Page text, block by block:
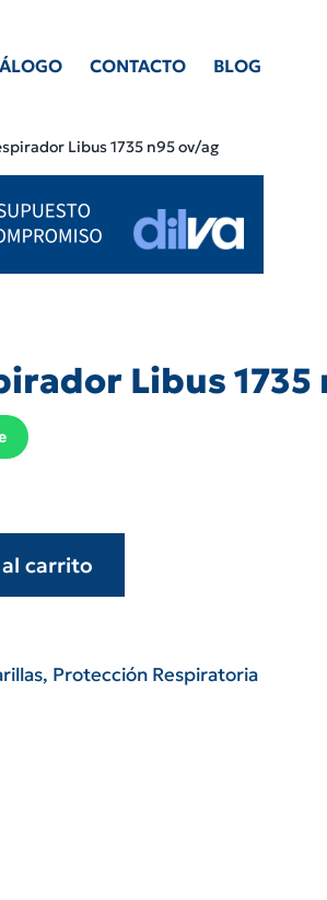
CONTACTO BLOG
Libus 1735 n95 ov/ag
Libus 1735
carrito
, Protección Respiratoria